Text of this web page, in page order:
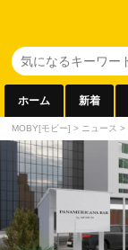
ホーム 新着
MOBY[モビー] > ニュース >